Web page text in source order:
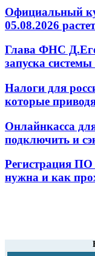
Официальный
05.08.2026 растет
Глава ФНС
запуска
Налоги для
которые
Онлайнкасса
подключить и
Регистрация
нужна и как